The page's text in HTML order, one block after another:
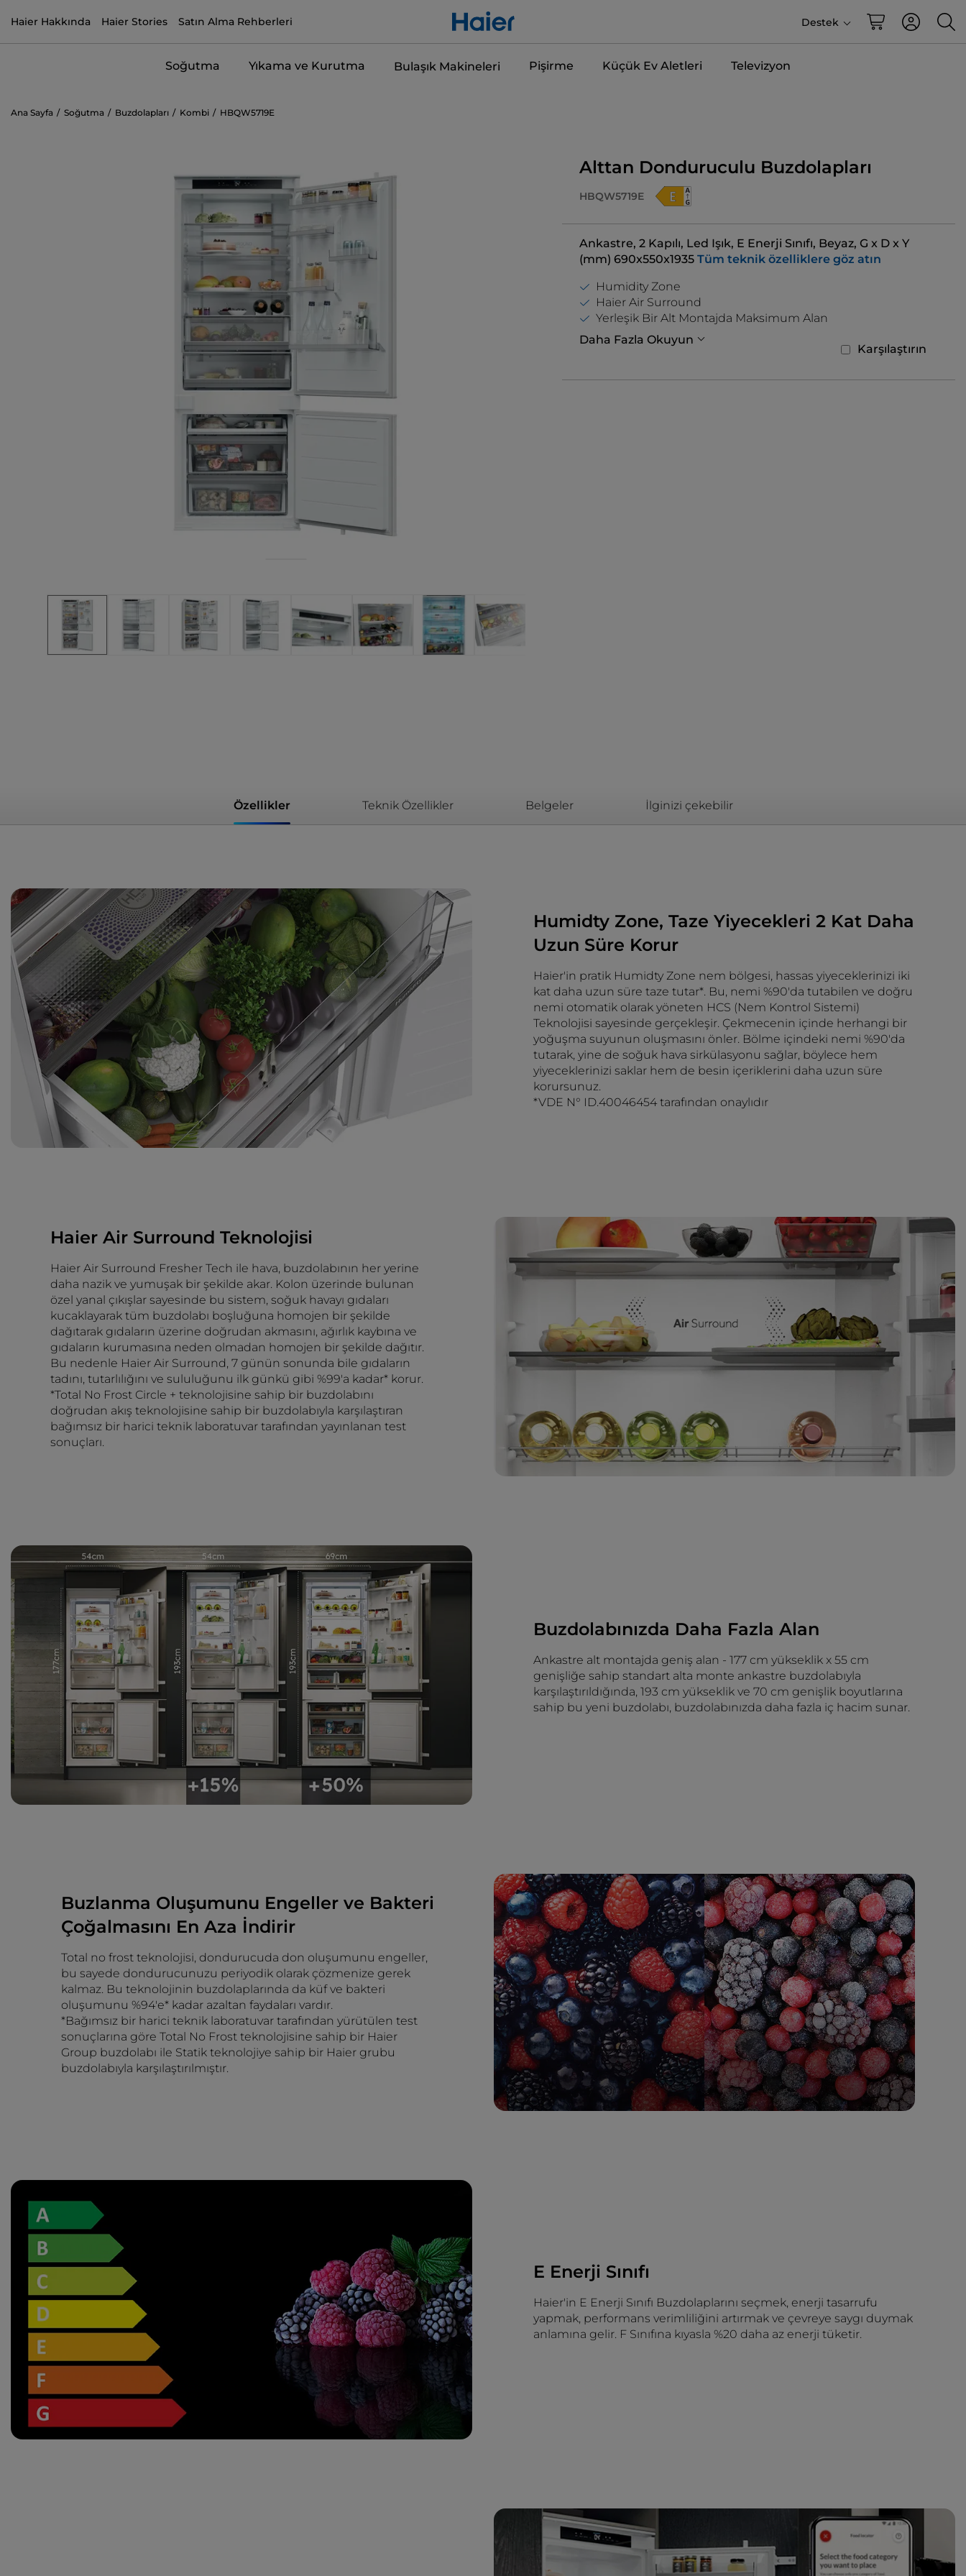
Haier Hakkında Haier Stories Satın Alma Rehberleri Destek
Soğutma Yıkama ve Kurutma Bulaşık Makineleri Pişirme Küçük Ev Aletleri Televizyon
Ana Sayfa Soğutma Buzdolapları Kombi HBQW5719E
Alttan Donduruculu Buzdolapları
HBQW5719E
Ankastre, 2 Kapılı, Led Işık, E Enerji Sınıfı, Beyaz, G x D x Y
(mm) 690x550x1935 Tüm teknik özelliklere göz atın
Karşılaştırın
Humidity Zone
Haier Air Surround
Yerleşik Bir Alt Montajda Maksimum Alan
Daha Fazla Okuyun
Özellikler Teknik Özellikler Belgeler İlginizi çekebilir
Humidty Zone, Taze Yiyecekleri 2 Kat Daha
Uzun Süre Korur
Haier'in pratik Humidty Zone nem bölgesi, hassas yiyeceklerinizi iki
kat daha uzun süre taze tutar*. Bu, nemi %90'da tutabilen ve doğru
nemi otomatik olarak yöneten HCS (Nem Kontrol Sistemi)
Teknolojisi sayesinde gerçekleşir. Çekmecenin içinde herhangi bir
yoğuşma suyunun oluşmasını önler. Bölme içindeki nemi %90'da
tutarak, yine de soğuk hava sirkülasyonu sağlar, böylece hem
yiyeceklerinizi saklar hem de besin içeriklerini daha uzun süre
korursunuz.
*VDE N° ID.40046454 tarafından onaylıdır
Haier Air Surround Teknolojisi
Haier Air Surround Fresher Tech ile hava, buzdolabının her yerine
daha nazik ve yumuşak bir şekilde akar. Kolon üzerinde bulunan
özel yanal çıkışlar sayesinde bu sistem, soğuk havayı gıdaları
kucaklayarak tüm buzdolabı boşluğuna homojen bir şekilde
dağıtarak gıdaların üzerine doğrudan akmasını, ağırlık kaybına ve
gıdaların kurumasına neden olmadan homojen bir şekilde dağıtır.
Bu nedenle Haier Air Surround, 7 günün sonunda bile gıdaların
tadını, tutarlılığını ve sululuğunu ilk günkü gibi %99'a kadar* korur.
*Total No Frost Circle + teknolojisine sahip bir buzdolabını
doğrudan akış teknolojisine sahip bir buzdolabıyla karşılaştıran
bağımsız bir harici teknik laboratuvar tarafından yayınlanan test
sonuçları.
Buzdolabınızda Daha Fazla Alan
Ankastre alt montajda geniş alan - 177 cm yükseklik x 55 cm
genişliğe sahip standart alta monte ankastre buzdolabıyla
karşılaştırıldığında, 193 cm yükseklik ve 70 cm genişlik boyutlarına
sahip bu yeni buzdolabı, buzdolabınızda daha fazla iç hacim sunar.
Buzlanma Oluşumunu Engeller ve Bakteri
Çoğalmasını En Aza İndirir
Total no frost teknolojisi, dondurucuda don oluşumunu engeller,
bu sayede dondurucunuzu periyodik olarak çözmenize gerek
kalmaz. Bu teknolojinin buzdolaplarında da küf ve bakteri
oluşumunu %94'e* kadar azaltan faydaları vardır.
*Bağımsız bir harici teknik laboratuvar tarafından yürütülen test
sonuçlarına göre Total No Frost teknolojisine sahip bir Haier
Group buzdolabı ile Statik teknolojiye sahip bir Haier grubu
buzdolabıyla karşılaştırılmıştır.
E Enerji Sınıfı
Haier'in E Enerji Sınıfı Buzdolaplarını seçmek, enerji tasarrufu
yapmak, performans verimliliğini artırmak ve çevreye saygı duymak
anlamına gelir. F Sınıfına kıyasla %20 daha az enerji tüketir.